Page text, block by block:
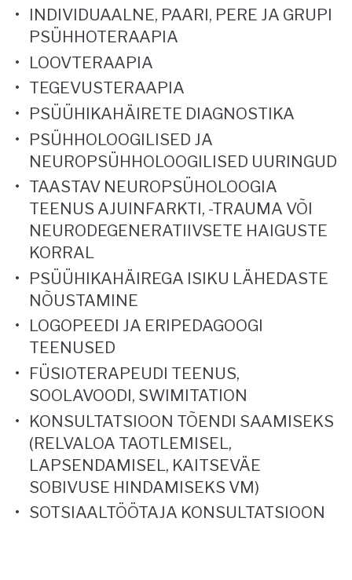
INDIVIDUAALNE, PAARI, PERE JA GRUPI
PSÜHHOTERAAPIA
LOOVTERAAPIA
TEGEVUSTERAAPIA
PSÜÜHIKAHÄIRETE DIAGNOSTIKA
PSÜHHOLOOGILISED JA
NEUROPSÜHHOLOOGILISED UURINGUD
TAASTAV NEUROPSÜHOLOOGIA
TEENUS AJUINFARKTI, -TRAUMA VÕI
NEURODEGENERATIIVSETE HAIGUSTE
KORRAL
PSÜÜHIKAHÄIREGA ISIKU LÄHEDASTE
NÕUSTAMINE
LOGOPEEDI JA ERIPEDAGOOGI
TEENUSED
FÜSIOTERAPEUDI TEENUS,
SOOLAVOODI, SWIMITATION
KONSULTATSIOON TÕENDI SAAMISEKS
(RELVALOA TAOTLEMISEL,
LAPSENDAMISEL, KAITSEVÄE
SOBIVUSE HINDAMISEKS VM)
SOTSIAALTÖÖTAJA KONSULTATSIOON